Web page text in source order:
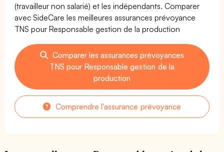
(travailleur non salarié) et les indépendants. Comparer
avec SideCare les meilleures assurances prévoyance
TNS pour Responsable gestion de la production
Comparer les assurances prévoyances
TNS pour Responsable gestion de la
production
Comprendre l'assurance prévoyance